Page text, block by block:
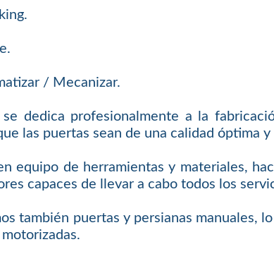
/ Mecanizar.
dedica profesionalmente a la
las puertas sean de una calidad óptima
equipo de herramientas y materiales,
capaces de llevar a cabo todos los
también puertas y persianas manuales,